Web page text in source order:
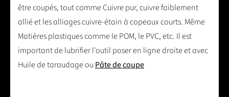
être coupés, tout comme Cuivre pur, cuivre faiblement
allié et les alliages cuivre-étain à copeaux courts. Même
Matières plastiques comme le POM, le PVC, etc. Il est
important de lubrifier l'outil poser en ligne droite et avec
Huile de taraudage ou Pâte de coupe